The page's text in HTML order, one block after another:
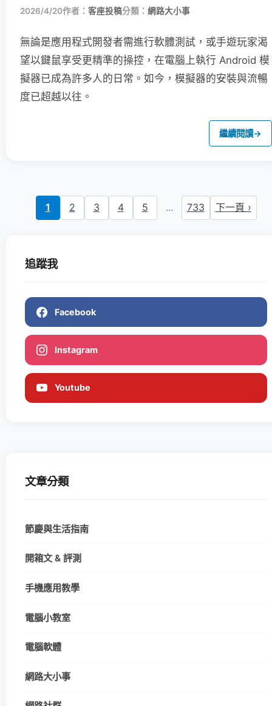
2026/4/20作者： 客座投稿分類： 網路大小事
無論是應用程式開發者需進行軟體測試，或手遊玩家渴
望以鍵鼠享受更精準的操控，在電腦上執行 Android 模
擬器已成為許多人的日常。如今，模擬器的安裝與流暢
度已超越以往。
繼續閱讀→
1 2 3 4 5 ... 733 下一頁 ›
追蹤我
Facebook
Instagram
Youtube
文章分類
節慶與生活指南
開箱文 & 評測
手機應用教學
電腦小教室
電腦軟體
網路大小事